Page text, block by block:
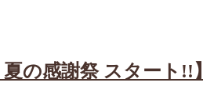
の感謝祭 スタート!!】